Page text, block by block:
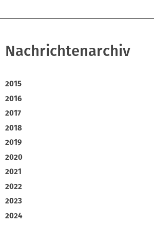
Nachrichtenarchiv
2015
2016
2017
2018
2019
2020
2021
2022
2023
2024